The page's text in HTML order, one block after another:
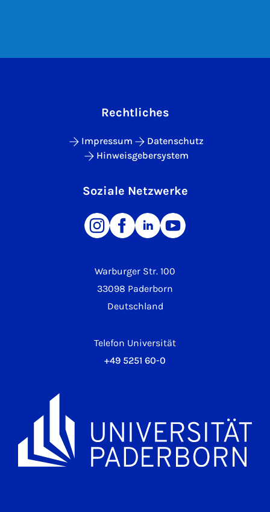
Warburger Str. 100
33098 Paderborn
Deutschland
Telefon Universität
+49 5251 60-0
Rechtliches
Impressum
Datenschutz
Hinweisgebersystem
Soziale Netzwerke